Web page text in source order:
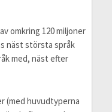
omkring 120 miljoner
näst största språk
med, näst efter
(med huvudtyperna